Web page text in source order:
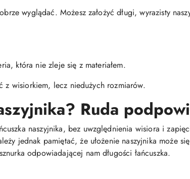
wyglądać. Możesz założyć długi, wyrazisty
która nie zleje się z materiałem.
z wisiorkiem, lecz niedużych rozmiarów.
Ruda
naszyjnika, bez uwzględnienia wisiora i
jednak pamiętać, że ułożenie naszyjnika może
odpowiadającej nam długości łańcuszka.